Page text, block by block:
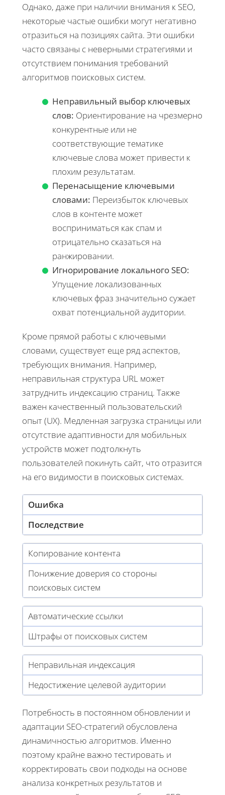
Однако, даже при наличии внимания к SEO,
некоторые частые ошибки могут негативно
отразиться на позициях сайта. Эти ошибки
часто связаны с неверными стратегиями и
отсутствием понимания требований
алгоритмов поисковых систем.
Неправильный выбор ключевых
слов: Ориентирование на чрезмерно
конкурентные или не
соответствующие тематике
ключевые слова может привести к
плохим результатам.
Перенасыщение ключевыми
словами: Переизбыток ключевых
слов в контенте может
восприниматься как спам и
отрицательно сказаться на
ранжировании.
Игнорирование локального SEO:
Упущение локализованных
ключевых фраз значительно сужает
охват потенциальной аудитории.
Кроме прямой работы с ключевыми
словами, существует еще ряд аспектов,
требующих внимания. Например,
неправильная структура URL может
затруднить индексацию страниц. Также
важен качественный пользовательский
опыт (UX). Медленная загрузка страницы или
отсутствие адаптивности для мобильных
устройств может подтолкнуть
пользователей покинуть сайт, что отразится
на его видимости в поисковых системах.
Ошибка
Последствие
Копирование контента
Понижение доверия со стороны
поисковых систем
Автоматические ссылки
Штрафы от поисковых систем
Неправильная индексация
Недостижение целевой аудитории
Потребность в постоянном обновлении и
адаптации SEO-стратегий обусловлена
динамичностью алгоритмов. Именно
поэтому крайне важно тестировать и
корректировать свои подходы на основе
анализа конкретных результатов и